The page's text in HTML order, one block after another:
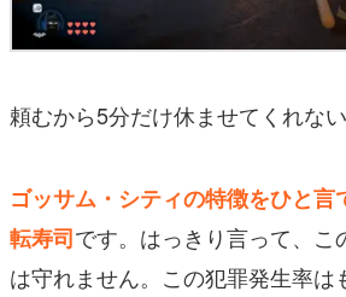
頼むから5分だけ休ませてくれな
ゴッサム・シティの特徴をひと言
転寿司です。はっきり言って、こ
は守れません。この犯罪発生率は